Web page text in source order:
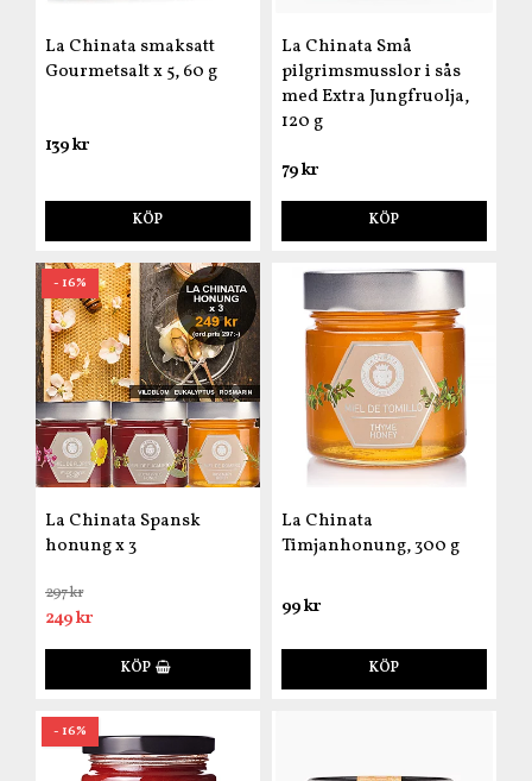
La Chinata smaksatt
Gourmetsalt x 5, 60 g
139 kr
KÖP
La Chinata Små
pilgrimsmusslor i sås
med Extra Jungfruolja,
120 g
79 kr
KÖP
- 16%
La Chinata Spansk
honung x 3
297 kr
249 kr
KÖP
La Chinata
Timjanhonung, 300 g
99 kr
KÖP
- 16%